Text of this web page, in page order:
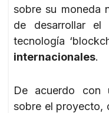
sobre su moneda
de desarrollar
tecnología
internacionales.
De acuerdo con
sobre el proyecto,